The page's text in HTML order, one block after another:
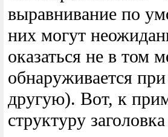
выравнивание по
них могут
оказаться не в том
обнаруживается
другую). Вот, к
структуру